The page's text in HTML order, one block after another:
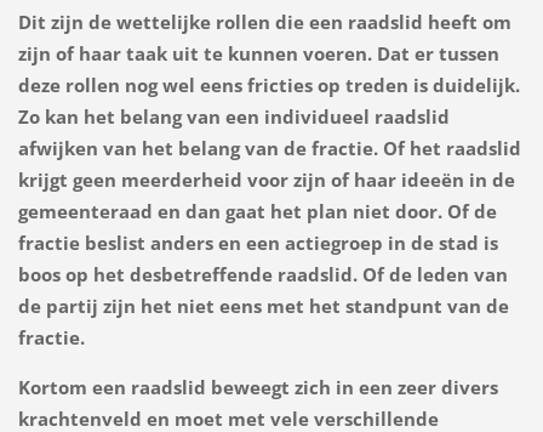
Dit zijn de wettelijke rollen die een raadslid heeft om
zijn of haar taak uit te kunnen voeren. Dat er tussen
deze rollen nog wel eens fricties op treden is duidelijk.
Zo kan het belang van een individueel raadslid
afwijken van het belang van de fractie. Of het raadslid
krijgt geen meerderheid voor zijn of haar ideeën in de
gemeenteraad en dan gaat het plan niet door. Of de
fractie beslist anders en een actiegroep in de stad is
boos op het desbetreffende raadslid. Of de leden van
de partij zijn het niet eens met het standpunt van de
fractie.
Kortom een raadslid beweegt zich in een zeer divers
krachtenveld en moet met vele verschillende